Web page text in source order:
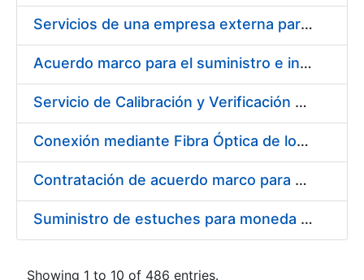
Servicios de una empresa externa para el asesoramiento y resolución de los recursos de alzada que se presentan relacionados con procesos de selección para la FNMT-RCM
Acuerdo marco para el suministro e instalación de persianas, estores y otros complementos
Servicio de Calibración y Verificación Externa de los Equipos de Medición del Servicio de Prevención de la FNMT-RCM
Conexión mediante Fibra Óptica de los Centros de Proceso de Datos (CPDs) de las sedes de la FNMT-RCM de Burgos y Madrid
Contratación de acuerdo marco para el Suministro de Material de Electricidad para la Fábrica Nacional de Moneda y Timbre-Real Casa de la Moneda en su centro de trabajo de Burgos
Suministro de estuches para moneda de 30 €
Showing 1 to 10 of 486 entries.